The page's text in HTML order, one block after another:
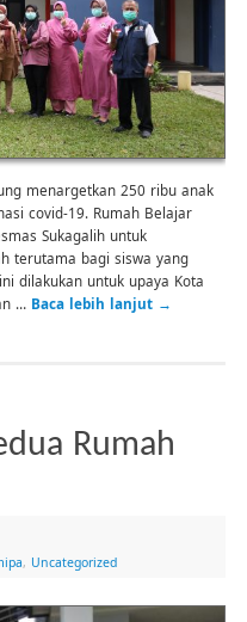
menargetkan 250 ribu anak
covid-19. Rumah Belajar
Sukagalih untuk
terutama bagi siswa yang
dilakukan untuk upaya Kota
… Baca lebih lanjut →
Rumah
, Uncategorized